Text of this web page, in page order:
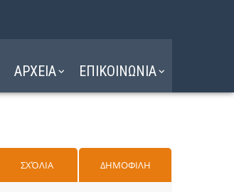
ΑΡΧΕΙΑ ΕΠΙΚΟΙΝΩΝΙΑ
ΣΧΌΛΙΑ ΔΗΜΟΦΙΛΗ